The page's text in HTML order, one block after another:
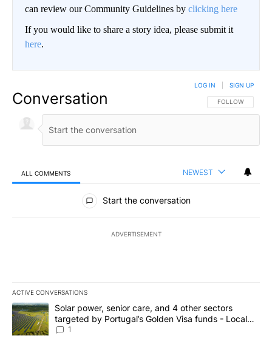
can review our Community Guidelines by clicking here
If you would like to share a story idea, please submit it
here.
Conversation FOLLOW THIS
FOLLOW
LOG IN SIGN UP
ALL COMMENTS NEWEST
All Comments
Start the conversation
ADVERTISEMENT
ACTIVE CONVERSATIONS
The following is a list of the most commented articles in the last
A trending article titled "Solar power, senior care, and 4 other
Solar power, senior care, and 4 other sectors
targeted by Portugal’s Golden Visa funds - Local
News 8
1